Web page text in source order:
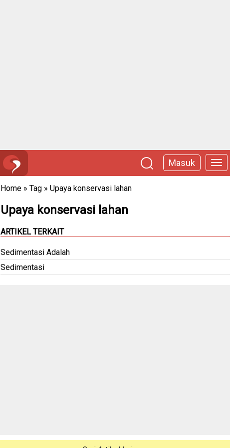
Masuk
Home » Tag » Upaya konservasi lahan
Upaya konservasi lahan
ARTIKEL TERKAIT
Sedimentasi Adalah
Sedimentasi